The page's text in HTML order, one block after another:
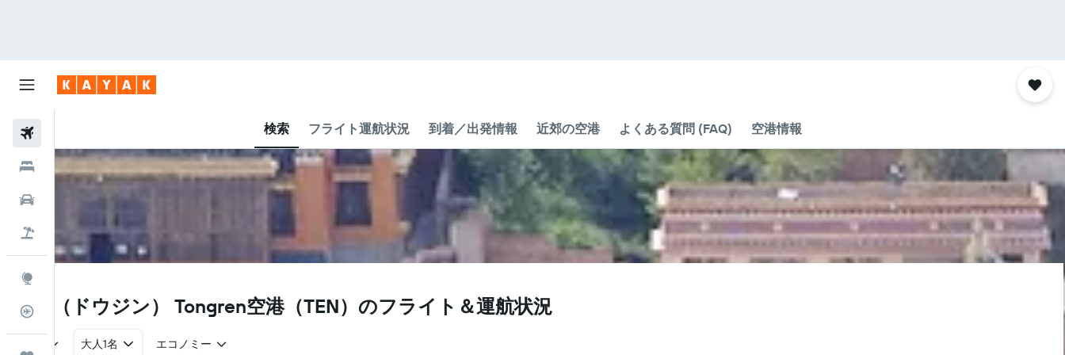
検索 フライト運航状況 到着／出発情報 近郊の空港 よくある質問 (FAQ) 空港情報
ホテル
レンタカー
航空券+ホテル
フライトトラッカー
TEN
同仁（ドウジン） Tongren空港​（TEN​）のフライト＆運航状況
大人1名 エコノミー